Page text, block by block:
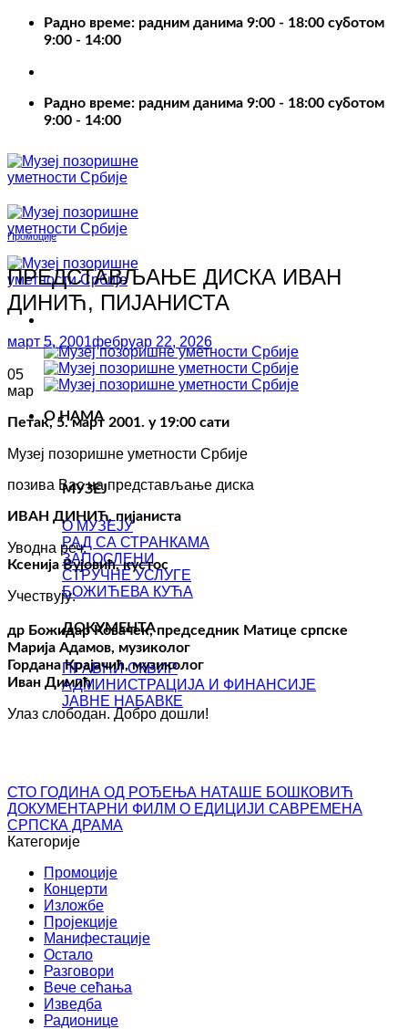
ПређиРадно време: радним данима 9:00 - 18:00 суботом
9:00 - 14:00
Радно време: радним данима 9:00 - 18:00 суботом
9:00 - 14:00
О НАМА
МУЗЕЈ
О МУЗЕЈУ
РАД СА СТРАНКАМА
ЗАПОСЛЕНИ
СТРУЧНЕ УСЛУГЕ
БОЖИЋЕВА КУЋА
ДОКУМЕНТА
ПРАВНИ ОКВИР
АДМИНИСТРАЦИЈА И ФИНАНСИЈЕ
ЈАВНЕ НАБАВКЕ
Промоције
ПРЕДСТАВЉАЊЕ ДИСКА ИВАН
ДИНИЋ, ПИЈАНИСТА
март 5, 2001фебруар 22, 2026
05
мар
Петак, 5. март 2001. у 19:00 сати
Музеј позоришне уметности Србије
позива Вас на представљање диска
ИВАН ДИНИЋ, пијаниста
Уводна реч:
Ксенија Вујовић, кустос
Учествују:
др Божидар Ковачек, председник Матице српске
Марија Адамов, музиколог
Гордана Крајачић, музиколог
Иван Димић
Улаз слободан. Добро дошли!
СТО ГОДИНА ОД РОЂЕЊА НАТАШЕ БОШКОВИЋ
ДОКУМЕНТАРНИ ФИЛМ О ЕДИЦИЈИ САВРЕМЕНА
СРПСКА ДРАМА
Категорије
Промоције
Концерти
Изложбе
Пројекције
Манифестације
Остало
Разговори
Вече сећања
Изведба
Радионице